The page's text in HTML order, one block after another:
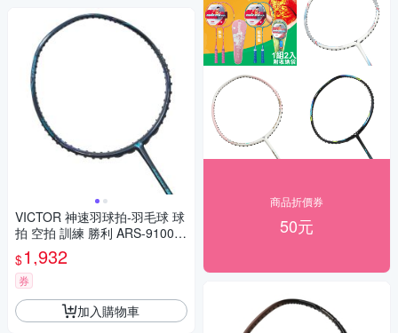
VICTOR 神速羽球拍-羽毛球 球
拍 空拍 訓練 勝利 ARS-9100-B
靛藍綠
$1,932
券
加入購物車
商品折價券
50元